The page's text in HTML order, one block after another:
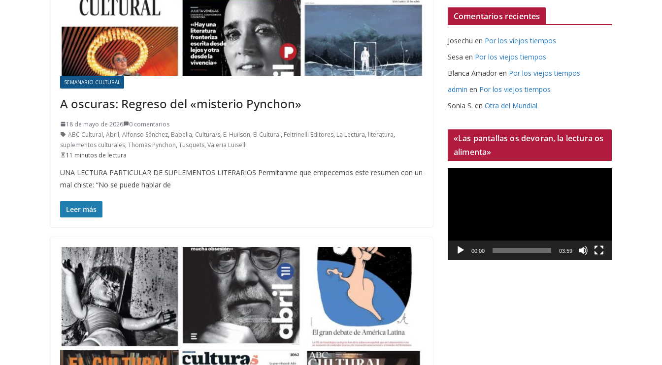
SEMANARIO CULTURAL
A oscuras: Regreso del «misterio Pynchon»
18 de mayo de 2026
0 comentarios
ABC Cultural, Abril, Alfonso Sánchez, Babelia, Cultura/s, E. Huilson, El Cultural, Feltrinelli Editores, La Lectura, literatura,
suplementos culturales, Thomas Pynchon, Tusquets, Valeria Luiselli
11 minutos de lectura
UNA LECTURA PARTICULAR DE SUPLEMENTOS LITERARIOS Permítanme que empecemos este resumen con un
mal chiste: “No se puede hablar de
Leer más
Comentarios recientes
Josechu en Por los viejos tiempos
Sesa en Por los viejos tiempos
Blanca Amador en Por los viejos tiempos
admin en Por los viejos tiempos
Sonia S. en Otra del Mundial
«Las pantallas os devoran, la lectura os
alimenta»
c
00:00 03:59